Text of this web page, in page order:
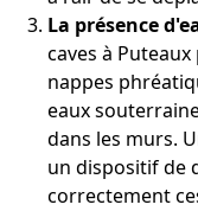
La présence
caves à
nappes
eaux
dans les murs.
un dispositif de
correctement